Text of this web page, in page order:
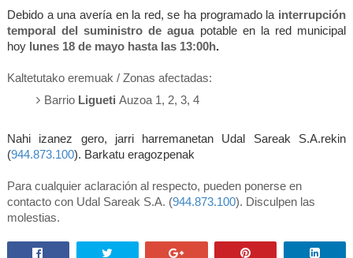
Debido a una avería en la red, se ha programado la interrupción
temporal del suministro de aguapotable en la red municipal
hoy lunes 18 de mayo hasta las 13:00h.
Kaltetutako eremuak / Zonas afectadas:
Barrio LiguetiAuzoa 1, 2, 3, 4
Nahi izanez gero, jarri harremanetan Udal Sareak S.A.rekin
(944.873.100). Barkatu eragozpenak
Para cualquier aclaración al respecto, pueden ponerse en
contacto con Udal Sareak S.A. (944.873.100). Disculpen las
molestias.